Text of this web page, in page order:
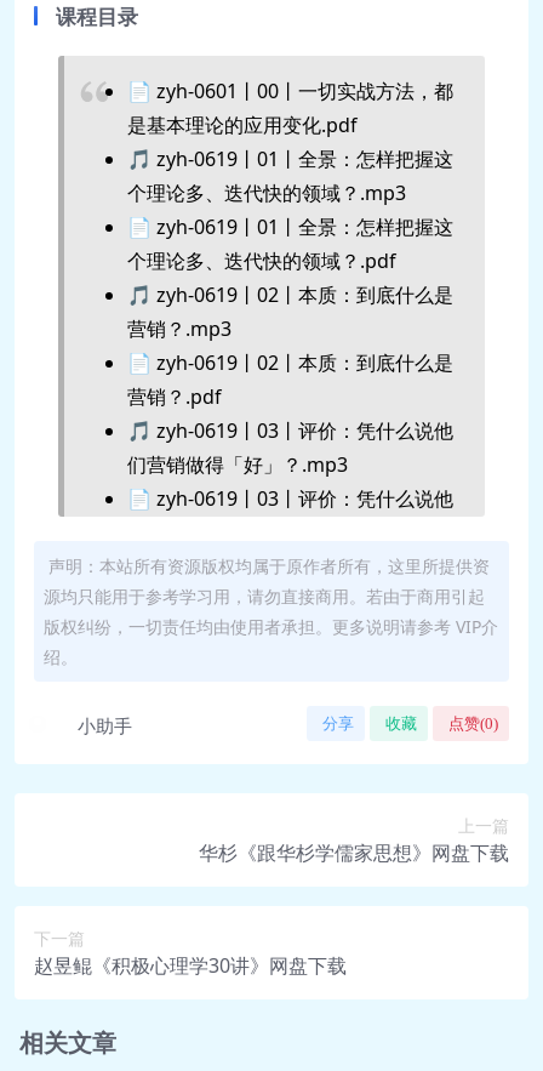
课程目录
📄 zyh-0601丨00丨一切实战方法，都
是基本理论的应用变化.pdf
🎵 zyh-0619丨01丨全景：怎样把握这
个理论多、迭代快的领域？.mp3
📄 zyh-0619丨01丨全景：怎样把握这
个理论多、迭代快的领域？.pdf
🎵 zyh-0619丨02丨本质：到底什么是
营销？.mp3
📄 zyh-0619丨02丨本质：到底什么是
营销？.pdf
🎵 zyh-0619丨03丨评价：凭什么说他
们营销做得「好」？.mp3
📄 zyh-0619丨03丨评价：凭什么说他
🎵 zyh-0620丨04丨生产导向：福特留
下了什么，比流水线更重要？.mp3
📄 zyh-0620丨04丨生产导向：福特留
🎵 zyh-0621丨05丨产品导向：产品质
量更好，怎么反而失败了？.mp3
🎵 zyh-0622丨06丨销售导向：不等同
🎵 zyh-0623丨07丨顾客导向：以顾客
声明：本站所有资源版权均属于原作者所有，这里所提供资
源均只能用于参考学习用，请勿直接商用。若由于商用引起
版权纠纷，一切责任均由使用者承担。更多说明请参考 VIP介
绍。
小助手 分享 收藏 点赞(0)
上一篇
华杉《跟华杉学儒家思想》网盘下载
下一篇
赵昱鲲《积极心理学30讲》网盘下载
相关文章